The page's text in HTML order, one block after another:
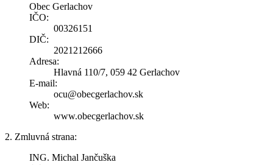
Obec Gerlachov
IČO:
00326151
DIČ:
2021212666
Adresa:
Hlavná 110/7, 059 42 Gerlachov
E-mail:
ocu@obecgerlachov.sk
Web:
www.obecgerlachov.sk
2. Zmluvná strana:
ING. Michal Jančuška